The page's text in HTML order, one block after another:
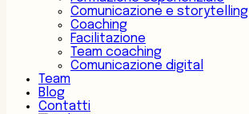
Comunicazione e storytelling
Coaching
Facilitazione
Team coaching
Comunicazione digital
Team
Blog
Contatti